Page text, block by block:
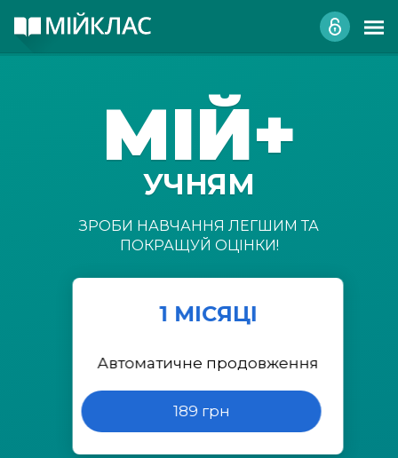
МІЙ+
УЧНЯМ
ЗРОБИ НАВЧАННЯ ЛЕГШИМ ТА
ПОКРАЩУЙ ОЦІНКИ!
1 МІСЯЦІ
Автоматичне продовження
189 грн